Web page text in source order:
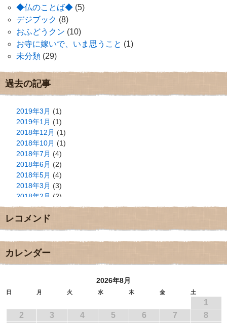
◆仏のことば◆ (5)
デジブック (8)
おふどうクン (10)
お寺に嫁いで、いま思うこと (1)
未分類 (29)
過去の記事
2019年3月 (1)
2019年1月 (1)
2018年12月 (1)
2018年10月 (1)
2018年7月 (4)
2018年6月 (2)
2018年5月 (4)
2018年3月 (3)
2018年2月 (2)
2018年1月(2)
2017年12月
2017年11月(3)
2017年9月
2017年8月
2017年5月
2017年3月(1)
レコメンド
カレンダー
2026年8月
日 月 火 水 木 金 土
1
2
3 4 5 6 7 8